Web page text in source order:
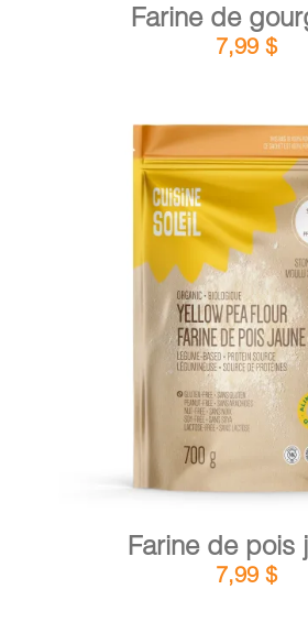
Farine de
7,99 $
AJOUTER AU PANIER /
Farine de pois
7,99 $